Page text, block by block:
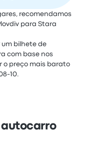
recomendamos
para Stara
um bilhete de
com base nos
o preço mais barato
10.
autocarro